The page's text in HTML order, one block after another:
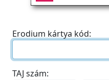
Erodium kártya kód:
TAJ szám: